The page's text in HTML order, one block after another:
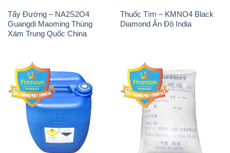
Tẩy Đường – NA2S2O4
Guangdi Maoming Thùng
Xám Trung Quốc China
Thuốc Tím – KMNO4 Black
Diamond Ấn Độ India